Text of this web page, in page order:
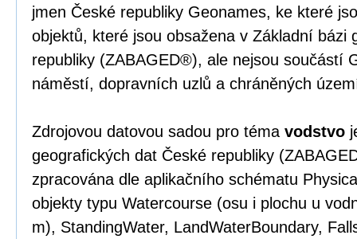
jmen České republiky Geonames, ke které
objektů, které jsou obsažena v Základní bázi
republiky (ZABAGED®), ale nejsou součástí
náměstí, dopravních uzlů a chráněných
Zdrojovou datovou sadou pro téma vodstvo
geografických dat České republiky
zpracována dle aplikačního schématu
objekty typu Watercourse (osu i plochu u
m), StandingWater, LandWaterBoundary,